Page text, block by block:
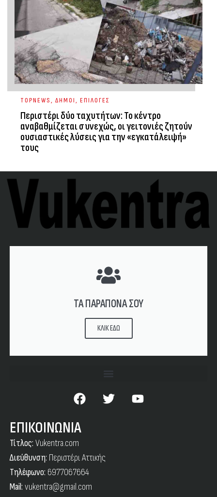
TOPNEWS, ΔΗΜΟΙ, ΕΠΙΛΟΓΕΣ
Περιστέρι δύο ταχυτήτων: Το κέντρο
αναβαθμίζεται συνεχώς, οι γειτονιές ζητούν
ουσιαστικές λύσεις για την «εγκατάλειψή»
τους
ΤΑ ΠΑΡΑΠΟΝΑ ΣΟΥ
ΚΛΙΚ ΕΔΩ
ΕΠΙΚΟΙΝΩΝΙΑ
Τίτλος: Vukentra.com
Διεύθυνση: Περιστέρι Αττικής
Τηλέφωνο: 6977067664
Mail: vukentra@gmail.com